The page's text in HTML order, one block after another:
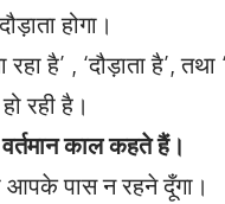
होगा।
रहा है’ , ‘दौड़ाता है’,
रही है।
काल कहते हैं।
आपके पास न रहने दूँगा।